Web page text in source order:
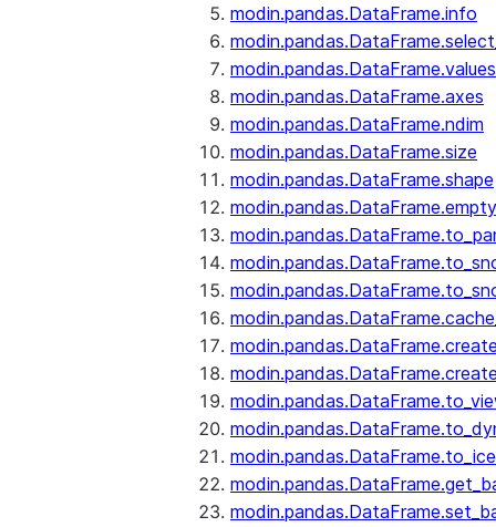
modin.pandas.DataFrame.info
modin.pandas.DataFrame.values
modin.pandas.DataFrame.axes
modin.pandas.DataFrame.ndim
modin.pandas.DataFrame.size
modin.pandas.DataFrame.shape
modin.pandas.DataFrame.empty